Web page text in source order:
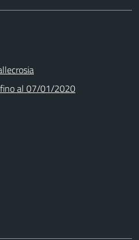
fino al 07/01/2020